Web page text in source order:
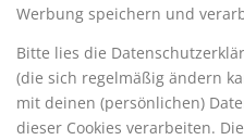
Werbung speichern und
Bitte lies die
(die sich regelmäßig ändern
mit deinen (persönlichen)
dieser Cookies verarbeiten.